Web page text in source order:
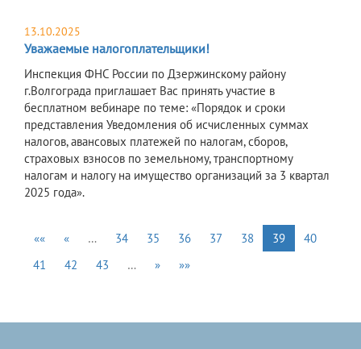
13.10.2025
Уважаемые налогоплательщики!
Инспекция ФНС России по Дзержинскому району
г.Волгограда приглашает Вас принять участие в
бесплатном вебинаре по теме: «Порядок и сроки
представления Уведомления об исчисленных суммах
налогов, авансовых платежей по налогам, сборов,
страховых взносов по земельному, транспортному
налогам и налогу на имущество организаций за 3 квартал
2025 года».
«« « … 34 35 36 37 38 39
40
41
42 43 … » »»